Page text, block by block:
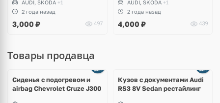
AUDI, SKODA +1
2 года назад
3,000 ₽ 497
AUDI, SKODA +1
2 года назад
4,000 ₽ 439
Товары продавца
Сиденья с подогревом и
airbag Chevrolet Cruze J300
Кузов с документами Audi
RS3 8V Sedan рестайлинг